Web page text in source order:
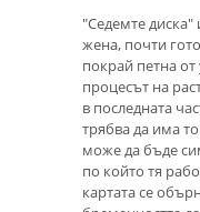
"Седемте
жена, почти
покрай петна от
процесът на
в последната
трябва да има
може да бъде
по който тя
картата се